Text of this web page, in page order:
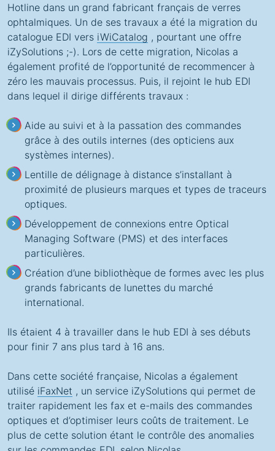
Hotline dans un grand fabricant français de verres
ophtalmiques. Un de ses travaux a été la migration du
catalogue EDI vers iWiCatalog , pourtant une offre
iZySolutions ;-). Lors de cette migration, Nicolas a
également profité de l’opportunité de recommencer à
zéro les mauvais processus. Puis, il rejoint le hub EDI
dans lequel il dirige différents travaux :
Aide au suivi et à la passation des commandes
grâce à des outils internes (des opticiens aux
systèmes internes).
Lentille de délignage à distance s’installant à
proximité de plusieurs marques et types de traceurs
optiques.
Développement de connexions entre Optical
Managing Software (PMS) et des interfaces
particulières.
Création d’une bibliothèque de formes avec les plus
grands fabricants de lunettes du marché
international.
Ils étaient 4 à travailler dans le hub EDI à ses débuts
pour finir 7 ans plus tard à 16 ans.
Dans cette société française, Nicolas a également
utilisé iFaxNet , un service iZySolutions qui permet de
traiter rapidement les fax et e-mails des commandes
optiques et d’optimiser leurs coûts de traitement. Le
plus de cette solution étant le contrôle des anomalies